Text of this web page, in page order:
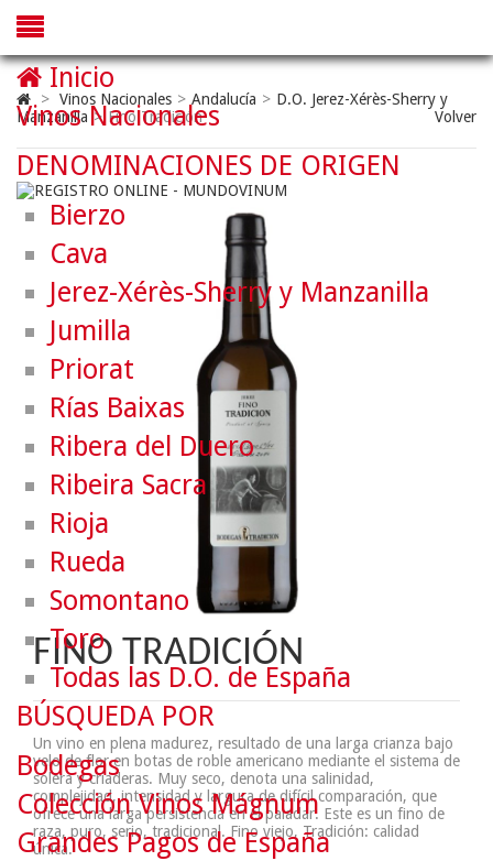
> Vinos Nacionales > Andalucía > D.O. Jerez-Xérès-Sherry y
Manzanilla > Fino Tradición Volver
FINO TRADICIÓN
Un vino en plena madurez, resultado de una larga crianza bajo
velo de flor en botas de roble americano mediante el sistema de
solera y criaderas. Muy seco, denota una salinidad,
complejidad, intensidad y largura de difícil comparación, que
ofrece una larga persistencia en el paladar. Este es un fino de
raza, puro, serio, tradicional. Fino viejo, Tradición: calidad
única.
Inicio
Vinos Nacionales
DENOMINACIONES DE ORIGEN
Bierzo
Cava
Jerez-Xérès-Sherry y Manzanilla
Jumilla
Priorat
Rías Baixas
Ribera del Duero
Ribeira Sacra
Rioja
Rueda
Somontano
Toro
Todas las D.O. de España
BÚSQUEDA POR
Bodegas
Colección Vinos Mágnum
Grandes Pagos de España